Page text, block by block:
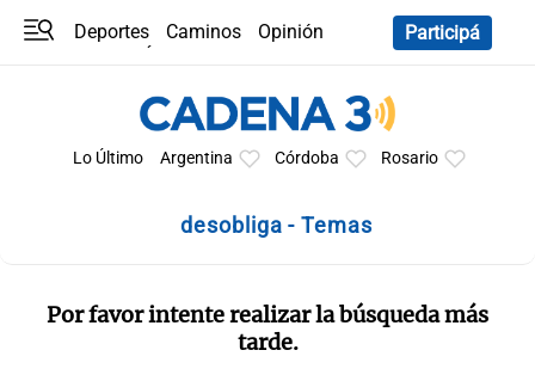
Deportes Caminos
Opinión
Participá
Lo Último Argentina Córdoba Rosario
desobliga - Temas
Por favor intente realizar la búsqueda más
tarde.